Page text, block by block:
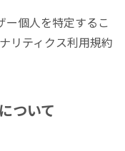
ー個人を特定するこ
リティクス利用規約
ついて